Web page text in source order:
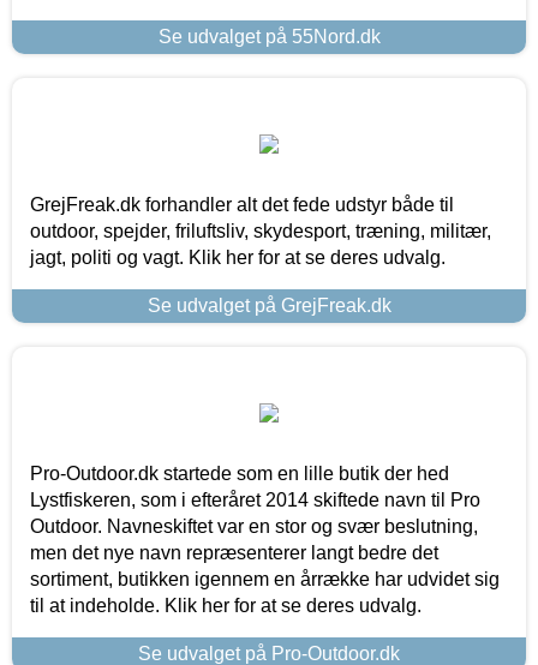
Se udvalget på 55Nord.dk
GrejFreak.dk forhandler alt det fede udstyr både til
outdoor, spejder, friluftsliv, skydesport, træning, militær,
jagt, politi og vagt. Klik her for at se deres udvalg.
Se udvalget på GrejFreak.dk
Pro-Outdoor.dk startede som en lille butik der hed
Lystfiskeren, som i efteråret 2014 skiftede navn til Pro
Outdoor. Navneskiftet var en stor og svær beslutning,
men det nye navn repræsenterer langt bedre det
sortiment, butikken igennem en årrække har udvidet sig
til at indeholde. Klik her for at se deres udvalg.
Se udvalget på Pro-Outdoor.dk